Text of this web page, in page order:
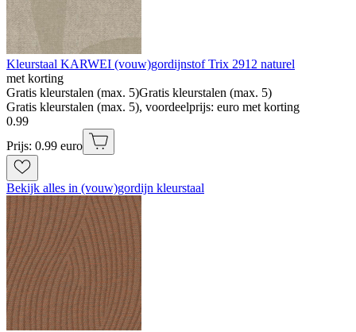
Kleurstaal KARWEI (vouw)gordijnstof Trix 2912 naturel
met korting
Gratis kleurstalen (max. 5)Gratis kleurstalen (max. 5)
Gratis kleurstalen (max. 5), voordeelprijs: euro met korting
0.99
Prijs: 0.99 euro
Bekijk alles in (vouw)gordijn kleurstaal